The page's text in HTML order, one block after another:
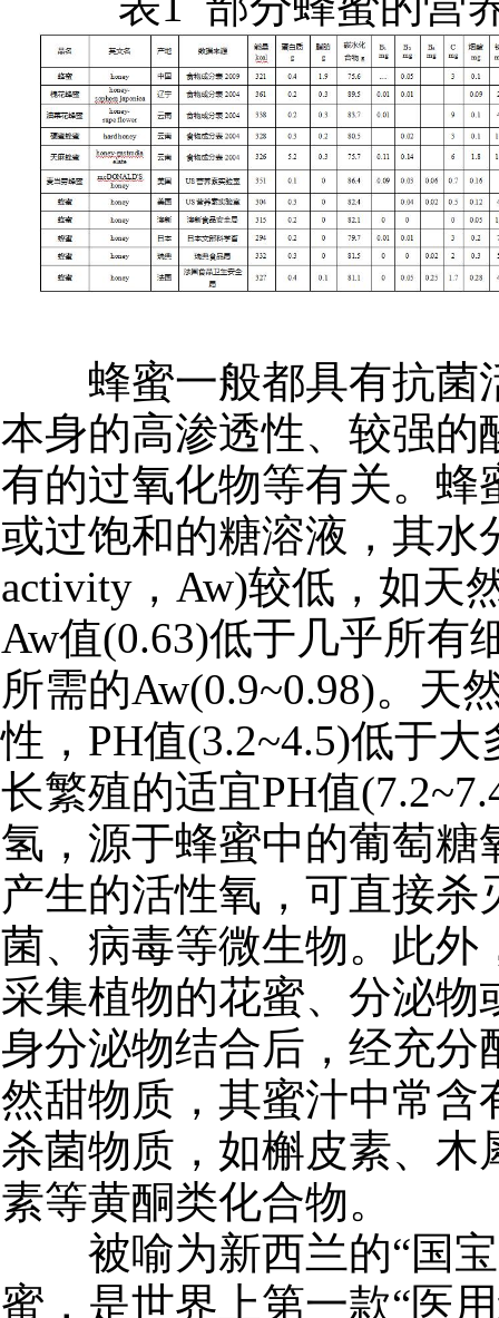
蜂蜜一般都具有抗菌
本身的高渗透性、较强的
有的过氧化物等有关。蜂
或过饱和的糖溶液，其水
activity，Aw)较低，如天
Aw值(0.63)低于几乎所有
所需的Aw(0.9~0.98)。天
性，PH值(3.2~4.5)低于
长繁殖的适宜PH值
氢，源于蜂蜜中的葡萄糖
产生的活性氧，可直接杀
菌、病毒等微生物。此外
采集植物的花蜜、分泌物
身分泌物结合后，经充分
然甜物质，其蜜汁中常含
杀菌物质，如槲皮素、木
素等黄酮类化合物。
被喻为新西兰的“国宝
蜜，是世界上第一款“医